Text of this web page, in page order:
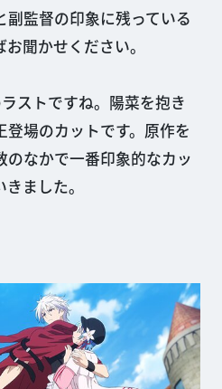
監督の印象に残っている
聞かせください。
ストですね。陽菜を抱き
場のカットです。原作を
なかで一番印象的なカッ
ました。